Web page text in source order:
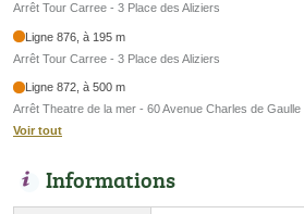
Arrêt Tour Carree - 3 Place des Aliziers
Ligne 876, à 195 m
Arrêt Tour Carree - 3 Place des Aliziers
Ligne 872, à 500 m
Arrêt Theatre de la mer - 60 Avenue Charles de Gaulle
Voir tout
Informations